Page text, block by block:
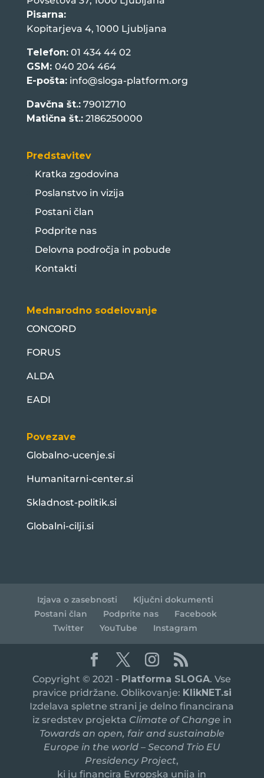
Pisarna:
Kopitarjeva 4, 1000 Ljubljana
Telefon:01 434 44 02
GSM: 040 204 464
E-pošta: info@sloga-platform.org
Davčna št.:79012710
Matična št.:2186250000
Predstavitev
Kratka zgodovina
Poslanstvo in vizija
Postani član
Podprite nas
Delovna področja in pobude
Kontakti
Mednarodno sodelovanje
CONCORD
FORUS
ALDA
EADI
Povezave
Globalno-ucenje.si
Humanitarni-center.si
Skladnost-politik.si
Globalni-cilji.si
Izjava o zasebnosti
Ključni dokumenti
Postani član
Podprite nas
Facebook
Twitter
YouTube Instagram
Copyright © 2021 - Platforma SLOGA. Vse
pravice pridržane. Oblikovanje: KlikNET.si
Izdelava spletne strani je delno financirana
iz sredstev projekta Climate of Change in
Towards an open, fair and sustainable
Europe in the world – Second Trio EU
Presidency Project,
ki ju financira Evropska unija in